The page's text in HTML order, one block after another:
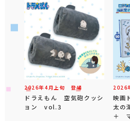
2026年4 月 上旬 登場
ドラえもん 空気砲クッシ
ョン vol.3
2026
映画
太の
＋